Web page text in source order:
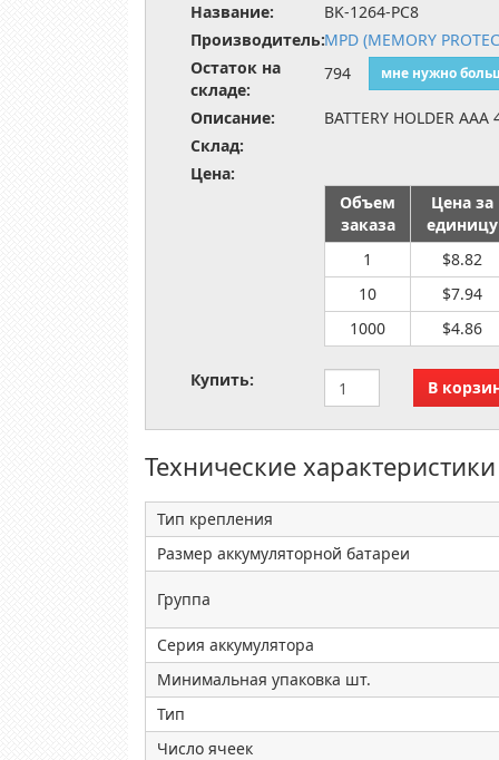
Название:
BK-1264-PC8
Производитель:MPD (MEMORY
Остаток на
складе:
794 мне нужно
Описание:
BATTERY HOLDER AAA
Склад:
Цена:
Объем
заказа
Цена за
единицу
1
$8.82
10
$7.94
1000
$4.86
Купить:
Технические характеристики
Тип крепления
Размер аккумуляторной батареи
Группа
Серия аккумулятора
Минимальная упаковка шт.
Тип
Число ячеек